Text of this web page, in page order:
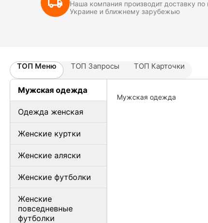
Наша компания производит доставку по
Украине и ближнему зарубежью
ТОП Меню ТОП Запросы ТОП Карточки
Мужская одежда
Одежда женская
Женские куртки
Женские аляски
Женские футболки
Женские
повседневные
футболки
Мужская одежда